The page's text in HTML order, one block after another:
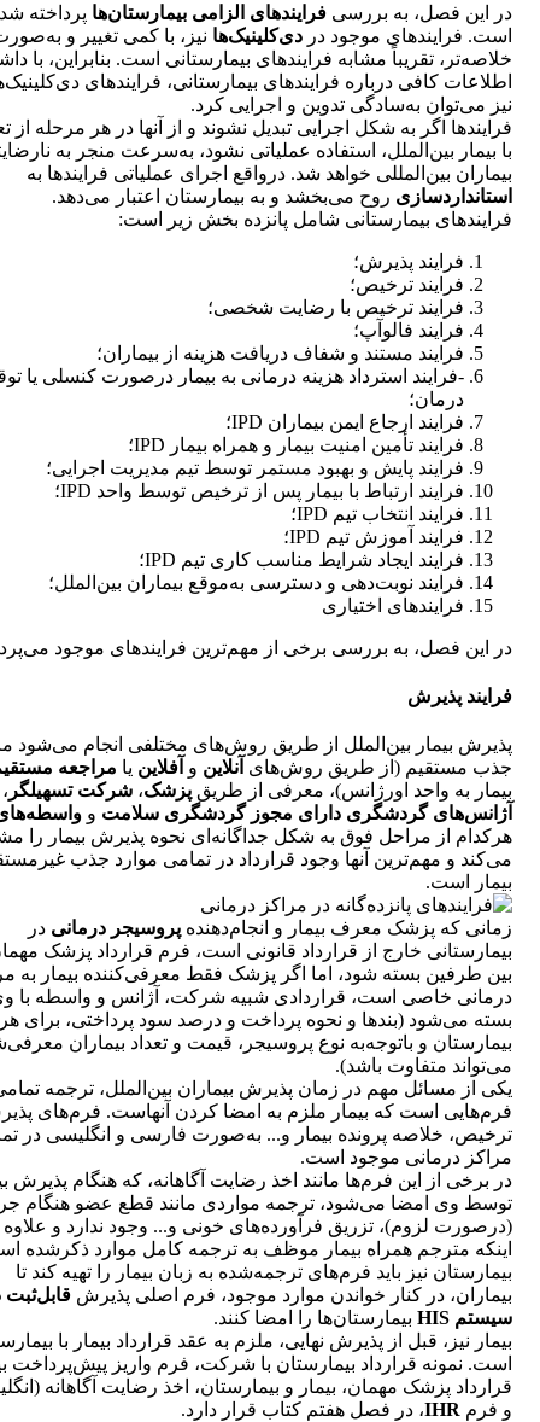
در این فصل، به بررسی فرایندهای الزامی بیمارستان‌ها پرداخته
است. فرایندهای موجود در دی‌کلینیک‌ها نیز، با کمی تغییر و
خلاصه‌تر، تقریباً مشابه فرایندهای بیمارستانی است. بنابراین، با
اطلاعات کافی درباره فرایندهای بیمارستانی، فرایندهای
نیز می‌توان به‌سادگی تدوین و اجرایی کرد.
فرایندها اگر به شکل اجرایی تبدیل نشوند و از آنها در هر مرحله از
با بیمار بین‌الملل، استفاده عملیاتی نشود، به‌سرعت منجر به
بیماران بین‌المللی خواهد شد. درواقع اجرای عملیاتی فرایندها به
استانداردسازی روح می‌بخشد و به بیمارستان اعتبار می‌دهد.
فرایندهای بیمارستانی شامل پانزده بخش زیر است:
فرایند پذیرش؛
فرایند ترخیص؛
فرایند ترخیص با رضایت شخصی؛
فرایند فالوآپ؛
فرایند مستند و شفاف دریافت هزینه از بیماران؛
-فرایند استرداد هزینه درمانی به بیمار درصورت کنسلی یا
درمان؛
فرایند ارجاع ایمن بیماران IPD؛
فرایند تأمین امنیت بیمار و همراه بیمار IPD؛
فرایند پایش و بهبود مستمر توسط تیم مدیریت اجرایی؛
فرایند ارتباط با بیمار پس از ترخیص توسط واحد IPD؛
فرایند انتخاب تیم IPD؛
فرایند آموزش تیم IPD؛
فرایند ایجاد شرایط مناسب کاری تیم IPD؛
فرایند نوبت‌دهی و دسترسی به‌موقع بیماران بین‌الملل؛
فرایندهای اختیاری
در این فصل، به بررسی برخی از مهم‌ترین فرایندهای موجود
فرایند پذیرش
پذیرش بیمار بین‌الملل از طریق روش‌های مختلفی انجام می‌شود
جذب مستقیم (از طریق روش‌های آنلاین و آفلاین یا مراجعه
بیمار به واحد اورژانس)، معرفی از طریق پزشک، شرکت تسهیلگر ،
آژانس‌های گردشگری دارای مجوز گردشگری سلامت و واسطه‌های
هرکدام از مراحل فوق به شکل جداگانه‌ای نحوه پذیرش بیمار را
می‌کند و مهم‌ترین آنها وجود قرارداد در تمامی موارد جذب
بیمار است.
زمانی که پزشک معرف بیمار و انجام‌دهنده پروسیجر درمانی در
بیمارستانی خارج از قرارداد قانونی است، فرم قرارداد پزشک
بین طرفین بسته شود، اما اگر پزشک فقط معرفی‌کننده بیمار به
درمانی خاصی است، قراردادی شبیه شرکت، آژانس و واسطه با
بسته می‌شود (بندها و نحوه پرداخت و درصد سود پرداختی، برای هر
بیمارستان و باتوجه‌به نوع پروسیجر، قیمت و تعداد بیماران
می‌تواند متفاوت باشد).
یکی از مسائل مهم در زمان پذیرش بیماران بین‌الملل، ترجمه
فرم‌هایی است که بیمار ملزم به امضا کردن آنهاست. فرم‌های
ترخیص، خلاصه پرونده بیمار و... به‌صورت فارسی و انگلیسی در
مراکز درمانی موجود است.
در برخی از این فرم‌ها مانند اخذ رضایت آگاهانه، که هنگام پذیرش
توسط وی امضا می‌شود، ترجمه مواردی مانند قطع عضو هنگام
(درصورت لزوم)، تزریق فرآورده‌های خونی و... وجود ندارد و علاوه
اینکه مترجم همراه بیمار موظف به ترجمه کامل موارد ذکرشده
بیمارستان نیز باید فرم‌های ترجمه‌شده به زبان بیمار را تهیه کند تا
بیماران، در کنار خواندن موارد موجود، فرم اصلی پذیرش قابل‌ثبت
سیستم HIS
بیمارستان‌ها را امضا کنند.
بیمار نیز، قبل از پذیرش نهایی، ملزم به عقد قرارداد بیمار با
است. نمونه قرارداد بیمارستان با شرکت، فرم واریز پیش‌پرداخت
قرارداد پزشک مهمان، بیمار و بیمارستان، اخذ رضایت آگاهانه
و فرم IHR، در فصل هفتم کتاب قرار دارد.